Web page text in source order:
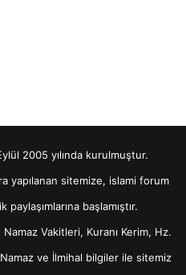
2005 yılında kurulmuştur.
yapılanan sitemize, islami forum
paylaşımlarına başlamıştır.
Vakitleri, Kuranı Kerim, Hz.
ve İlmihal bilgiler ile sitemiz